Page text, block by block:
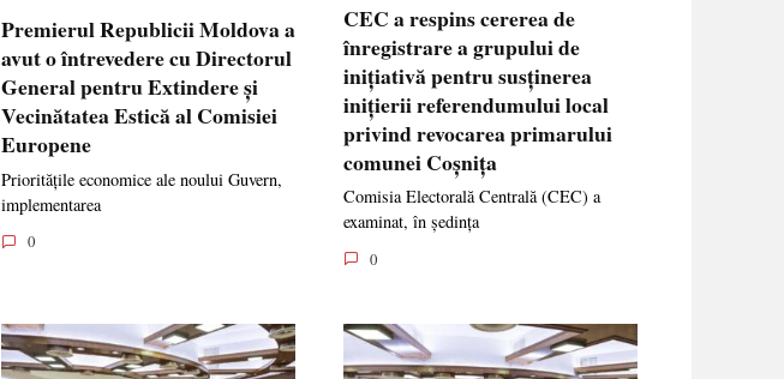
Premierul Republicii Moldova a
avut o întrevedere cu Directorul
General pentru Extindere și
Vecinătatea Estică al Comisiei
Europene
Prioritățile economice ale noului Guvern,
implementarea
0
CEC a respins cererea de
înregistrare a grupului de
inițiativă pentru susținerea
inițierii referendumului local
privind revocarea primarului
comunei Coșnița
Comisia Electorală Centrală (CEC) a
examinat, în ședința
0